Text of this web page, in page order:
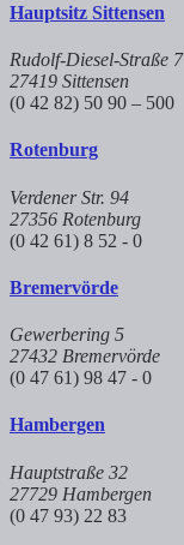
Hauptsitz Sittensen
Rudolf-Diesel-Straße 7
27419 Sittensen
(0 42 82) 50 90 – 500
Rotenburg
Verdener Str. 94
27356 Rotenburg
(0 42 61) 8 52 - 0
Bremervörde
Gewerbering 5
27432 Bremervörde
(0 47 61) 98 47 - 0
Hambergen
Hauptstraße 32
27729 Hambergen
(0 47 93) 22 83